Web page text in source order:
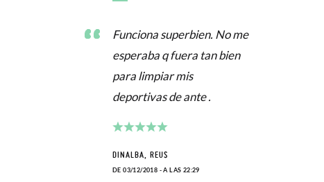
Funciona superbien. No me
esperaba q fuera tan bien
para limpiar mis
deportivas de ante .
DINALBA, REUS
DE 03/12/2018 - A LAS 22:29